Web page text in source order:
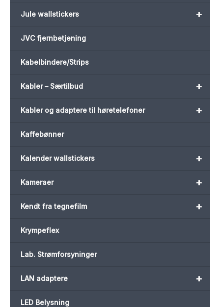
+
Jule wallstickers
JVC fjernbetjening
Kabelbindere/Strips
+
Kabler – Særtilbud
+
Kabler og adaptere til høretelefoner
Kaffebønner
+
Kalender wallstickers
+
Kameraer
+
Kendt fra tegnefilm
Krympeflex
Lab. Strømforsyninger
+
LAN adaptere
LED Belysning